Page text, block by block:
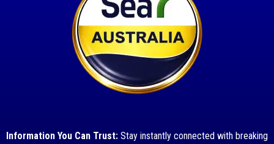
Information You Can Trust: Stay instantly connected with breaking